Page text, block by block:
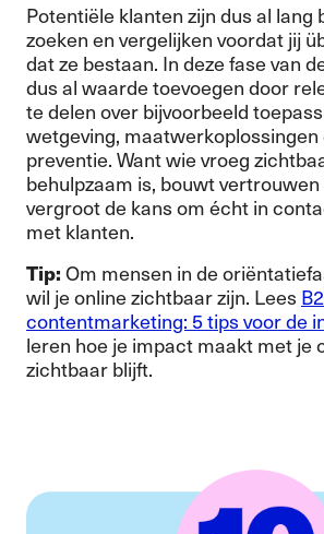
Potentiële klanten zijn dus al lang
zoeken en vergelijken voordat jij
dat ze bestaan. In deze fase van
dus al waarde toevoegen door
te delen over bijvoorbeeld
wetgeving,
preventie. Want wie vroeg
behulpzaam is, bouwt
vergroot de kans om écht in
met klanten.
Tip: Om mensen in de
wil je online zichtbaar zijn. Lees
contentmarketing: 5 tips voor de
leren hoe je impact maakt met je
zichtbaar blijft.